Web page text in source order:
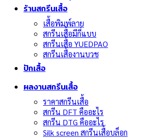
ร้านสกรีนเสื้อ
เสื้อพิมพ์ลาย
สกรีนเสื้อมีกี่แบบ
สกรีนเสื้อ YUEDPAO
สกรีนเสื้องานบวช
ปักเสื้อ
ผลงานสกรีนเสื้อ
ราคาสกรีนเสื้อ
สกรีน DFT คืออะไร
สกรีน DTG คืออะไร
Silk screen สกรีนเสื้อบล็อก